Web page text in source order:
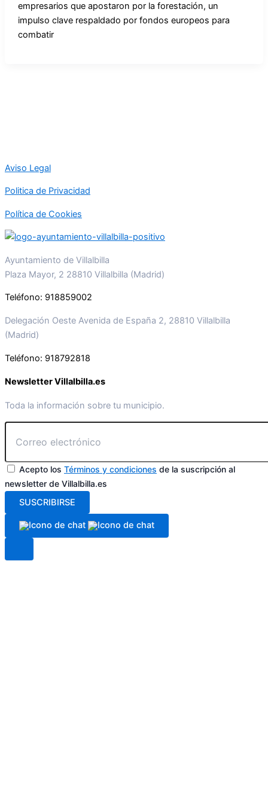
empresarios que apostaron por la forestación, un
impulso clave respaldado por fondos europeos para
combatir
Aviso Legal
Politica de Privacidad
Política de Cookies
Ayuntamiento de Villalbilla
Plaza Mayor, 2 28810 Villalbilla (Madrid)
Teléfono: 918859002
Delegación Oeste Avenida de España 2, 28810 Villalbilla
(Madrid)
Teléfono: 918792818
Newsletter Villalbilla.es
Toda la información sobre tu municipio.
Acepto los Términos y condiciones de la suscripción al
newsletter de Villalbilla.es
SUSCRIBIRSE